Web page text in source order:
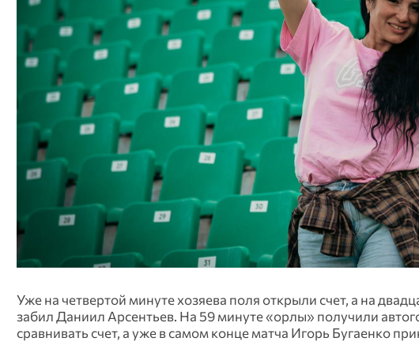
Уже на четвертой минуте хозяева поля открыли счет, а на
забил Даниил Арсентьев. На 59 минуте «орлы» получили
сравнивать счет, а уже в самом конце матча Игорь Бугаенко